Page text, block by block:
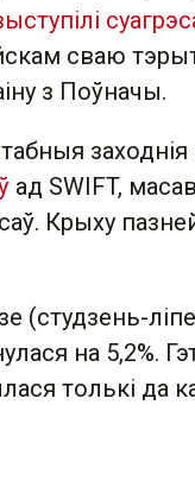
сваю
з Поўначы.
заходнія
ад SWIFT,
Крыху
(студзень-
на 5,2%.
толькі да